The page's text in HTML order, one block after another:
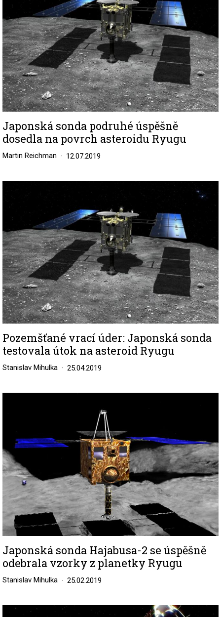
Japonská sonda podruhé úspěšně
dosedla na povrch asteroidu Ryugu
Martin Reichman 12.07.2019
Pozemšťané vrací úder: Japonská sonda
testovala útok na asteroid Ryugu
Stanislav Mihulka 25.04.2019
Japonská sonda Hajabusa-2 se úspěšně
odebrala vzorky z planetky Ryugu
Stanislav Mihulka 25.02.2019
Image